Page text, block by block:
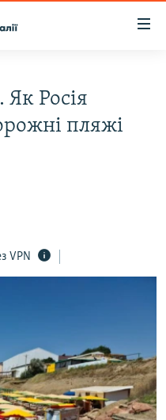
Як Росія
пляжі
VPN